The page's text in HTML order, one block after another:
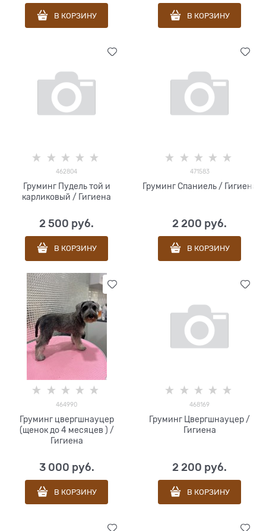
В КОРЗИНУ В КОРЗИНУ
462804
Груминг Пудель той и
карликовый / Гигиена
2 500 руб.
В КОРЗИНУ
471583
Груминг Спаниель / Гигиена
2 200 руб.
В КОРЗИНУ
464990
Груминг цвергшнауцер
(щенок до 4 месяцев ) /
Гигиена
3 000 руб.
В КОРЗИНУ
468169
Груминг Цвергшнауцер /
Гигиена
2 200 руб.
В КОРЗИНУ